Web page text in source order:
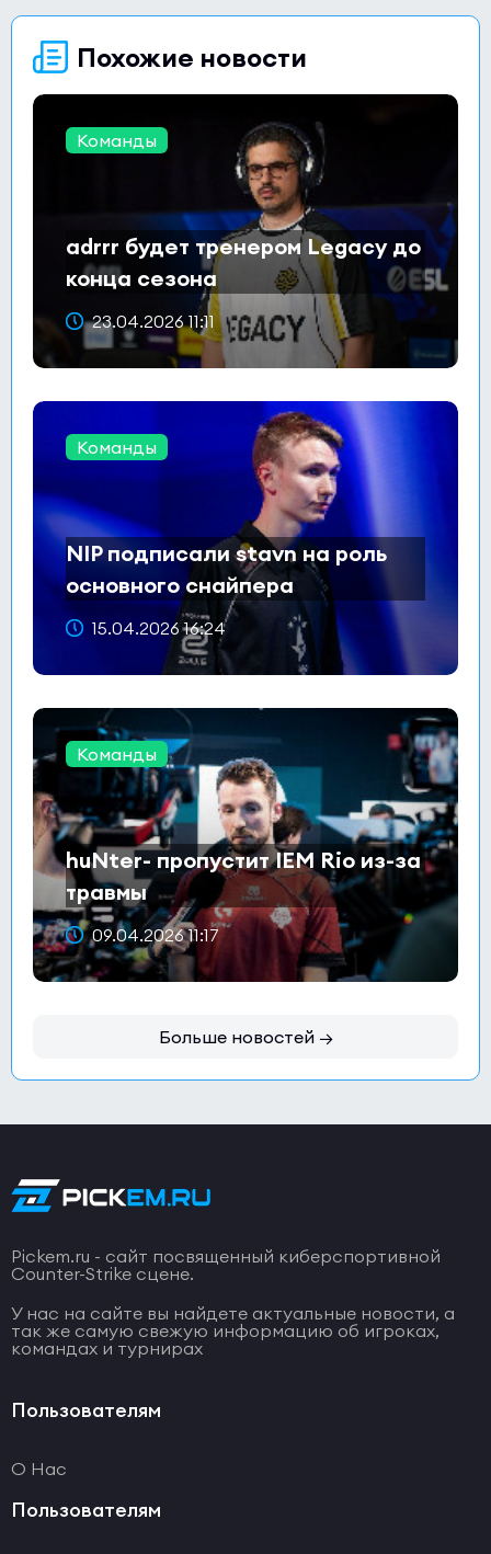
Похожие новости
Команды
adrrr будет тренером Legacy до
конца сезона
23.04.2026 11:11
Команды
NIP подписали stavn на роль
основного снайпера
15.04.2026 16:24
Команды
huNter- пропустит IEM Rio из-за
травмы
09.04.2026 11:17
Больше новостей →
Pickem.ru - сайт посвященный киберспортивной
Counter-Strike сцене.
У нас на сайте вы найдете актуальные новости, а
так же самую свежую информацию об игроках,
командах и турнирах
Пользователям
О Нас
Пользователям